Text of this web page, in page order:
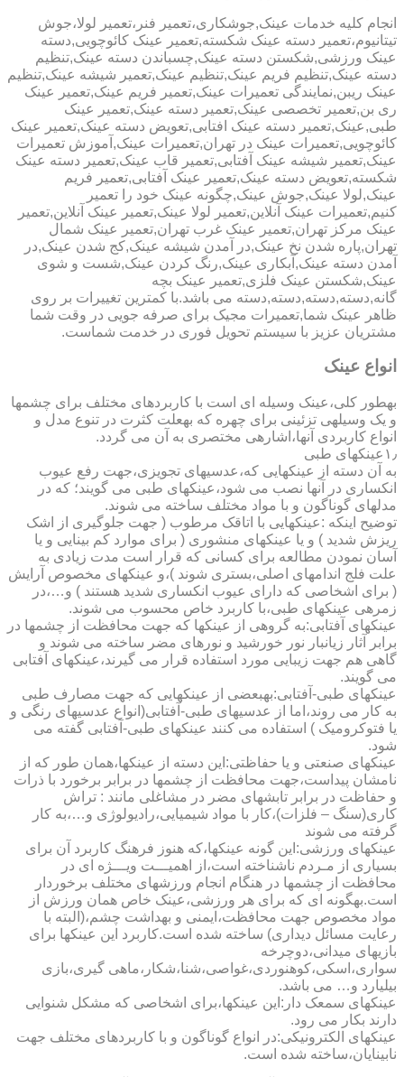
انجام کلیه خدمات عینک,جوشکاری،تعمیر فنر،تعمیر لولا،جوش
تیتانیوم،تعمیر دسته عینک شکسته,تعمیر عینک کائوچویی,دسته
عینک ورزشی,شکستن دسته عینک,چسباندن دسته عینک,تنظیم
دسته عینک,تنظیم فریم عینک,تنظیم عینک,تعمیر شیشه عینک,تنظیم
عینک ریبن,نمایندگی تعمیرات عینک,تعمیر فریم عینک,تعمیر عینک
ری بن,تعمیر تخصصی عینک,تعمیر دسته عینک,تعمیر عینک
طبی,عینک,تعمیر دسته عینک افتابی,تعویض دسته عینک,تعمیر عینک
کائوچویی,تعمیرات عینک در تهران,تعمیرات عینک,آموزش تعمیرات
عینک,تعمیر شیشه عینک آفتابی,تعمیر قاب عینک,تعمیر دسته عینک
شکسته,تعویض دسته عینک,تعمیر عینک آفتابی,تعمیر فریم
عینک,لولا عینک,جوش عینک,چگونه عینک خود را تعمیر
کنیم,تعمیرات عینک آنلاین,تعمیر لولا عینک,تعمیر عینک آنلاین,تعمیر
عینک مرکز تهران,تعمیر عینک غرب تهران,تعمیر عینک شمال
تهران,پاره شدن نخ عینک,در آمدن شیشه عینک,کج شدن عینک,در
آمدن دسته عینک,آبکاری عینک,رنگ کردن عینک,شست و شوی
عینک,شکستن عینک فلزی,تعمیر عینک بچه
گانه,دسته,دسته,دسته,دسته می باشد.با کمترین تغییرات بر روی
ظاهر عینک شما,تعمیرات مجیک برای صرفه جویی در وقت شما
مشتریان عزیز با سیستم تحویل فوری در خدمت شماست.
انواع عینک
به­طور کلی،عینک وسیله ای است با کاربردهای مختلف برای چشمها
و یک وسیله­ی تزئینی برای چهره که به­علت کثرت در تنوع مدل و
انواع کاربردی آنها،اشاره­ی مختصری به آن می گردد.
۱٫عینکهای طبی
به آن دسته از عینکهایی که،عدسیهای تجویزی،جهت رفع عیوب
انکساری در آنها نصب می شود،عینکهای طبی می گویند؛ که در
مدلهای گوناگون و با مواد مختلف ساخته می شوند.
توضیح اینکه :عینکهایی با اتاقک مرطوب ( جهت جلوگیری از اشک
ریزش شدید ) و یا عینکهای منشوری ( برای موارد کم بینایی و یا
آسان نمودن مطالعه برای کسانی که قرار است مدت زیادی به
علت فلج اندامهای اصلی،بستری شوند )،و عینکهای مخصوص آرایش
( برای اشخاصی که دارای عیوب انکساری شدید هستند ) و…،در
زمره­ی عینکهای طبی،با کاربرد خاص محسوب می شوند.
عینکهای آفتابی:به گروهی از عینکها که جهت محافظت از چشمها در
برابر آثار زیانبار نور خورشید و نورهای مضر ساخته می شوند و
گاهی هم جهت زیبایی مورد استفاده قرار می گیرند،عینکهای آفتابی
می گویند.
عینکهای طبی-آفتابی:به­بعضی از عینکهایی که جهت مصارف طبی
به کار می روند،اما از عدسیهای طبی-آفتابی(انواع عدسیهای رنگی و
یا فتوکرومیک ) استفاده می کنند عینکهای طبی-آفتابی گفته می
شود.
عینکهای صنعتی و یا حفاظتی:این دسته از عینکها،همان طور که از
نامشان پیداست،جهت محافظت از چشمها در برابر برخورد با ذرات
و حفاظت در برابر تابشهای مضر در مشاغلی مانند : تراش
کاری(سنگ – فلزات)،کار با مواد شیمیایی،رادیولوژی و…،به کار
گرفته می شوند
عینکهای ورزشی:این گونه عینکها،که هنوز فرهنگ کاربرد آن برای
بسیاری از مـردم ناشناخته است،از اهمیـــت ویـــژه ای در
محافظت از چشمها در هنگام انجام ورزشهای مختلف برخوردار
است.به­گونه ای که برای هر ورزشی،عینک خاص همان ورزش از
مواد مخصوص جهت محافظت،ایمنی و بهداشت چشم،(البته با
رعایت مسائل دیداری) ساخته شده است.کاربرد این عینکها برای
بازیهای میدانی،دوچرخه
سواری،اسکی،کوهنوردی،غواصی،شنا،شکار،ماهی گیری،بازی
بیلیارد و… می باشد.
عینکهای سمعک دار:این عینکها،برای اشخاصی که مشکل شنوایی
دارند بکار می رود.
عینکهای الکترونیکی:در انواع گوناگون و با کاربردهای مختلف جهت
نابینایان،ساخته شده است.